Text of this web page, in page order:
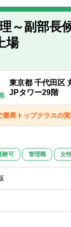
～副部長
場
東京都 千代田区
JPタワー29階
界トップクラスの
験可 管理職 女